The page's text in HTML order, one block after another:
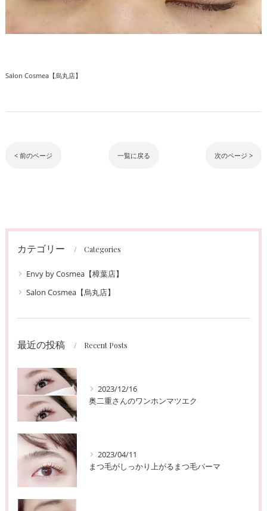
Salon Cosmea【烏丸店】
< 前のページ 一覧に戻る 次のページ >
カテゴリー Categories
Envy by Cosmea【樟葉店】
Salon Cosmea【烏丸店】
最近の投稿 Recent Posts
2023/12/16
奥二重さんのワンホンマツエク
2023/04/11
まつ毛がしっかり上がるまつ毛パーマ